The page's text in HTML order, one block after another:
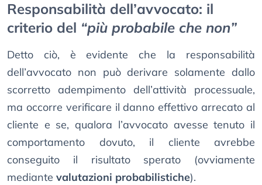
Responsabilità dell’avvocato: il
criterio del “più probabile che non”
Detto ciò, è evidente che la responsabilità
dell’avvocato non può derivare solamente dallo
scorretto adempimento dell’attività processuale,
ma occorre verificare il danno effettivo arrecato al
cliente e se, qualora l’avvocato avesse tenuto il
comportamento dovuto, il cliente avrebbe
conseguito il risultato sperato (ovviamente
mediante valutazioni probabilistiche).